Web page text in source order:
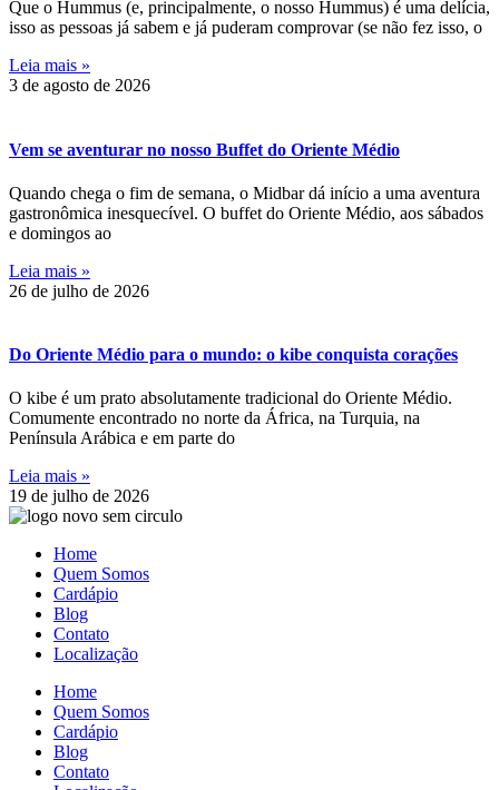
Que o Hummus (e, principalmente, o nosso Hummus) é uma delícia,
isso as pessoas já sabem e já puderam comprovar (se não fez isso, o
Leia mais »
3 de agosto de 2026
Vem se aventurar no nosso Buffet do Oriente Médio
Quando chega o fim de semana, o Midbar dá início a uma aventura
gastronômica inesquecível. O buffet do Oriente Médio, aos sábados
e domingos ao
Leia mais »
26 de julho de 2026
Do Oriente Médio para o mundo: o kibe conquista corações
O kibe é um prato absolutamente tradicional do Oriente Médio.
Comumente encontrado no norte da África, na Turquia, na
Península Arábica e em parte do
Leia mais »
19 de julho de 2026
Home
Quem Somos
Cardápio
Blog
Contato
Localização
Home
Quem Somos
Cardápio
Blog
Contato